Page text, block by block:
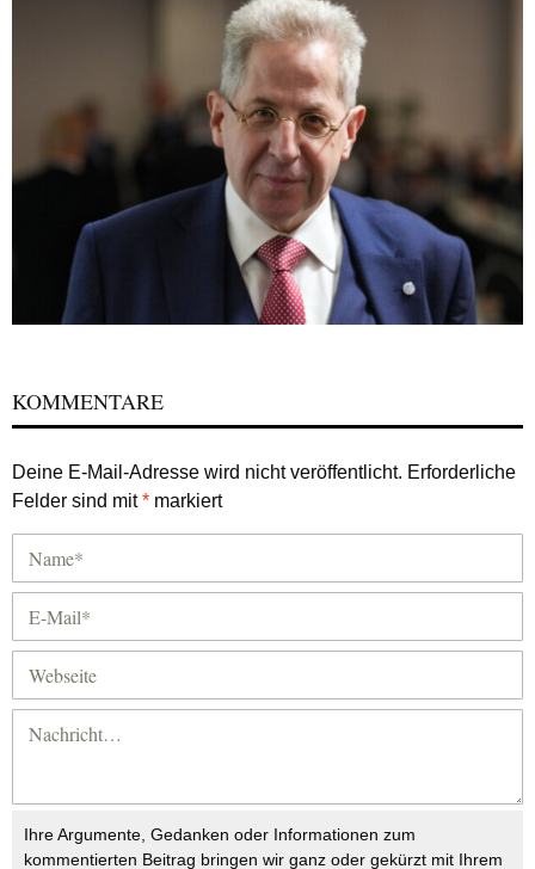
KOMMENTARE
Deine E-Mail-Adresse wird nicht veröffentlicht. Erforderliche
Felder sind mit* markiert
Ihre Argumente, Gedanken oder Informationen zum
kommentierten Beitrag bringen wir ganz oder gekürzt mit Ihrem